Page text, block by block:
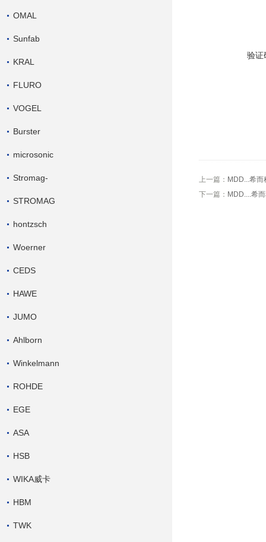
OMAL
Sunfab
KRAL
FLURO
VOGEL
Burster
microsonic
Stromag-
STROMAG
hontzsch
Woerner
CEDS
HAWE
JUMO
Ahlborn
Winkelmann
ROHDE
EGE
ASA
HSB
WIKA威卡
HBM
TWK
验证
上一篇： MDD...希
下一篇： MDD....希